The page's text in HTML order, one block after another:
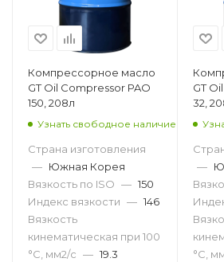
Компрессорное масло
GT Oil Compressor PAO
150, 208л
Узнать свободное наличие
Страна изготовления
— Южная Корея
Вязкость по ISO — 150
Индекс вязкости — 146
Вязкость
кинематическая при 100
°С, мм2/с — 19.3
GT
32,
—
°С,